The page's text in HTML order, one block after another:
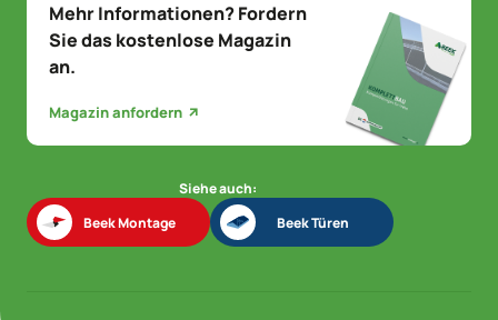
Mehr Informationen? Fordern
Sie das kostenlose Magazin
an.
Magazin anfordern
Siehe auch:
Beek Montage
Beek Türen